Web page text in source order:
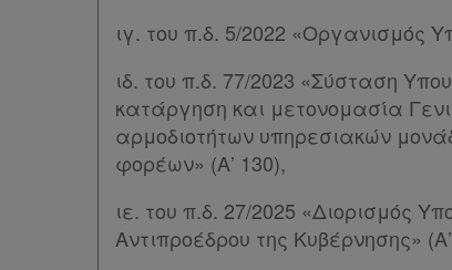
ιγ. του π.δ. 5/2022 «Οργανισμός
ιδ. του π.δ. 77/2023 «Σύσταση
κατάργηση και μετονομασία
αρμοδιοτήτων υπηρεσιακών
φορέων» (Α’ 130),
ιε. του π.δ. 27/2025 «Διορισμός
Αντιπροέδρου της Κυβέρνησης»